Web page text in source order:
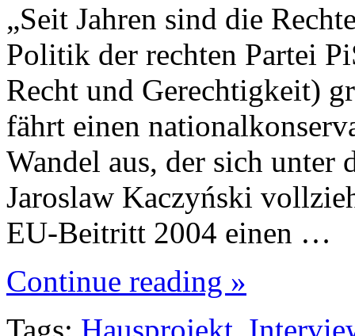
„Seit Jahren sind die
Politik der rechten Partei
Recht und Gerechtigkeit)
fährt einen
Wandel aus, der sich unter
Jaroslaw Kaczyński
EU-Beitritt 2004 einen …
Continue reading »
Tags: Hausprojekt,